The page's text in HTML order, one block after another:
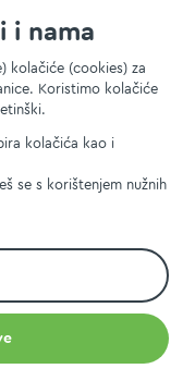
i nama
kolačiće (cookies) za
Koristimo kolačiće
kolačića kao i
se s korištenjem nužnih
zadržana.